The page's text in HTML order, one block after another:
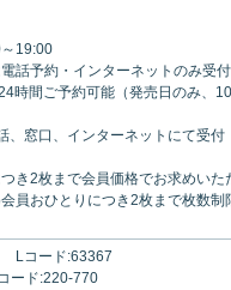
19:00
話予約・インターネットのみ受
24時間ご予約可能（発売日のみ
、窓口、インターネットにて受付
き2枚まで会員価格でお求めいた
員おひとりにつき2枚まで枚数制
Lコード:63367
ード:220-770